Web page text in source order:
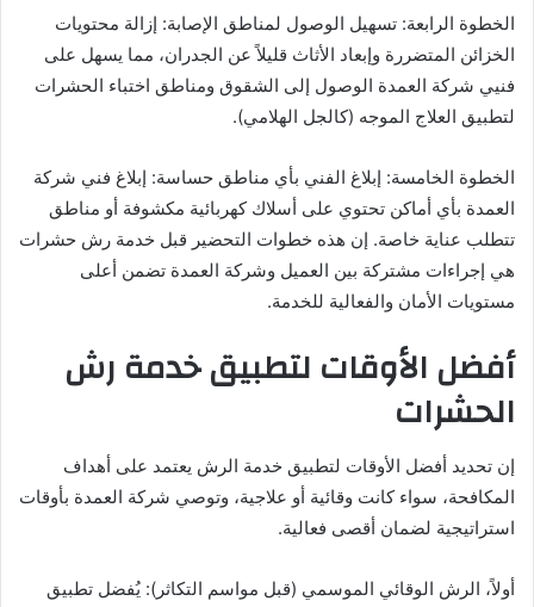
الخطوة الرابعة: تسهيل الوصول لمناطق الإصابة: إزالة محتويات
الخزائن المتضررة وإبعاد الأثاث قليلاً عن الجدران، مما يسهل على
فنيي شركة العمدة الوصول إلى الشقوق ومناطق اختباء الحشرات
لتطبيق العلاج الموجه (كالجل الهلامي).
الخطوة الخامسة: إبلاغ الفني بأي مناطق حساسة: إبلاغ فني شركة
العمدة بأي أماكن تحتوي على أسلاك كهربائية مكشوفة أو مناطق
تتطلب عناية خاصة. إن هذه خطوات التحضير قبل خدمة رش حشرات
هي إجراءات مشتركة بين العميل وشركة العمدة تضمن أعلى
مستويات الأمان والفعالية للخدمة.
أفضل الأوقات لتطبيق خدمة رش
الحشرات
إن تحديد أفضل الأوقات لتطبيق خدمة الرش يعتمد على أهداف
المكافحة، سواء كانت وقائية أو علاجية، وتوصي شركة العمدة بأوقات
استراتيجية لضمان أقصى فعالية.
أولاً، الرش الوقائي الموسمي (قبل مواسم التكاثر): يُفضل تطبيق